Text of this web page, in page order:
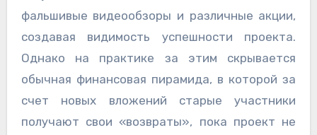
фальшивые видеообзоры и различные акции,
создавая видимость успешности проекта.
Однако на практике за этим скрывается
обычная финансовая пирамида, в которой за
счет новых вложений старые участники
получают свои «возвраты», пока проект не